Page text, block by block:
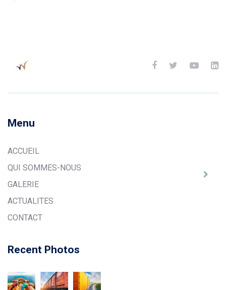
Menu
ACCUEIL
QUI SOMMES-NOUS
GALERIE
ACTUALITES
CONTACT
Recent Photos